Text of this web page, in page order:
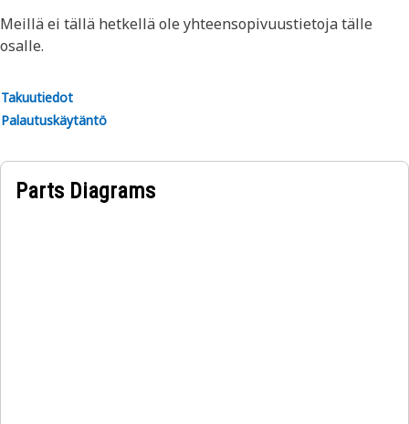
Meillä ei tällä hetkellä ole yhteensopivuustietoja tälle
osalle.
Takuutiedot
Palautuskäytäntö
Parts Diagrams